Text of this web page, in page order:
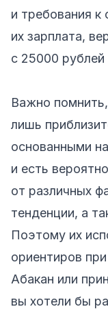
и требования
их зарплата,
с 25000
Важно
лишь
основанными
и есть
от различных
тенденции, а
Поэтому их
ориентиров
Абакан или
вы хотели бы